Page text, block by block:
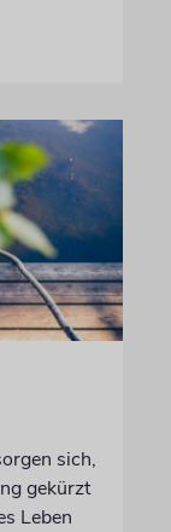
sich,
gekürzt
Leben